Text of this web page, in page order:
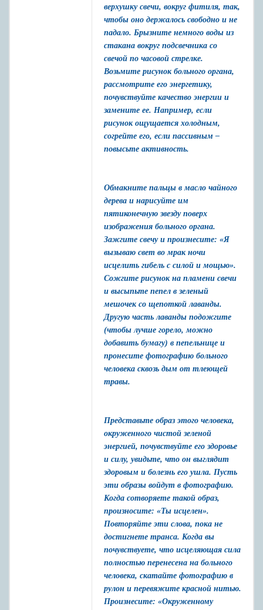
верхушку свечи, вокруг фитиля, так,
чтобы оно держалось свободно и не
падало. Брызните немного воды из
стакана вокруг подсвечника со
свечой по часовой стрелке.
Возьмите рисунок больного органа,
рассмотрите его энергетику,
почувствуйте качество энергии и
замените ее. Например, если
рисунок ощущается холодным,
согрейте его, если пассивным –
повысьте активность.
Обмакните пальцы в масло чайного
дерева и нарисуйте им
пятиконечную звезду поверх
изображения больного органа.
Зажгите свечу и произнесите: «Я
вызываю свет во мрак ночи
исцелить гибель с силой и мощью».
Сожгите рисунок на пламени свечи
и высыпьте пепел в зеленый
мешочек со щепоткой лаванды.
Другую часть лаванды подожгите
(чтобы лучше горело, можно
добавить бумагу) в пепельнице и
пронесите фотографию больного
человека сквозь дым от тлеющей
травы.
Представьте образ этого человека,
окруженного чистой зеленой
энергией, почувствуйте его здоровье
и силу, увидьте, что он выглядит
здоровым и болезнь его ушла. Пусть
эти образы войдут в фотографию.
Когда сотворяете такой образ,
произносите: «Ты исцелен».
Повторяйте эти слова, пока не
достигнете транса. Когда вы
почувствуете, что исцеляющая сила
полностью перенесена на больного
человека, скатайте фотографию в
рулон и перевяжите красной нитью.
Произнесите: «Окруженному